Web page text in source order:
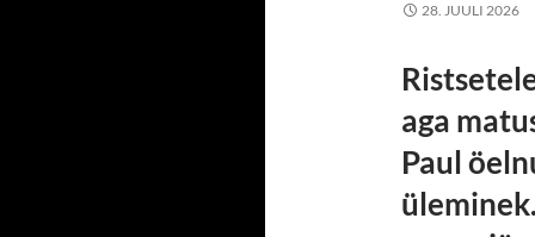
28. JUULI 2026
aga
Paul